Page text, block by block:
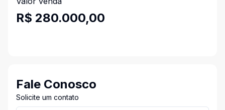
R$ 280.000,00
Fale Conosco
Solicite um contato